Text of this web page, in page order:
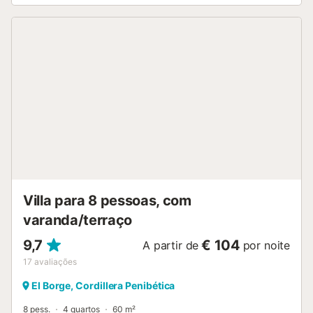
Villa para 8 pessoas, com
varanda/terraço
9,7
17 avaliações
A partir de € 104 por noite
El Borge, Cordillera Penibética
8 pess. 4 quartos 60 m²